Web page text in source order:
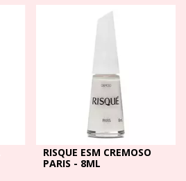
RISQUE ESM CREMOSO
PARIS - 8ML